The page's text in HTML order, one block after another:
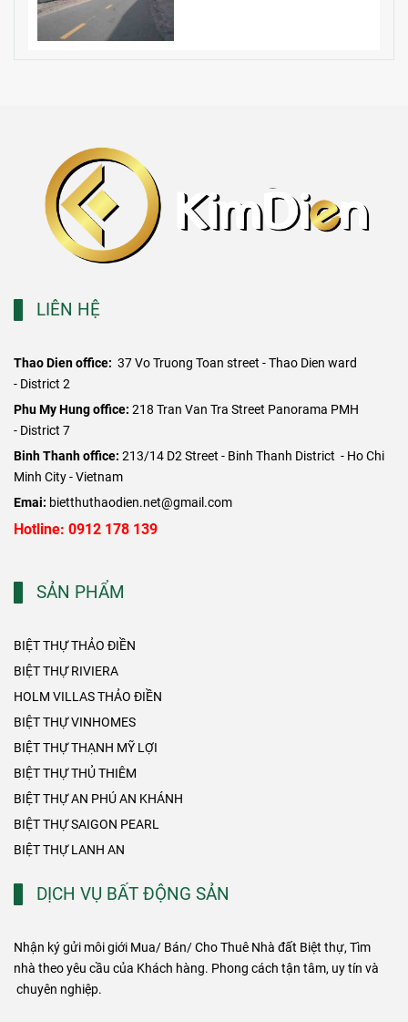
LIÊN HỆ
Thao Dien office: 37 Vo Truong Toan street - Thao Dien ward
- District 2
​Phu My Hung office: 218 Tran Van Tra Street Panorama PMH
- District 7
Binh Thanh office: 213/14 D2 Street - Binh Thanh District - Ho Chi
Minh City - Vietnam
Emai: bietthuthaodien.net@gmail.com
Hotline: 0912 178 139
SẢN PHẨM
BIỆT THỰ THẢO ĐIỀN
BIỆT THỰ RIVIERA
HOLM VILLAS THẢO ĐIỀN
BIỆT THỰ VINHOMES
BIỆT THỰ THẠNH MỸ LỢI
BIỆT THỰ THỦ THIÊM
BIỆT THỰ AN PHÚ AN KHÁNH
BIỆT THỰ SAIGON PEARL
BIỆT THỰ LANH AN
DỊCH VỤ BẤT ĐỘNG SẢN
Nhận ký gửi môi giới Mua/ Bán/ Cho Thuê Nhà đất Biệt thự, Tìm
nhà theo yêu cầu của Khách hàng. Phong cách tận tâm, uy tín và
chuyên nghiệp.